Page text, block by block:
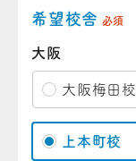
希望校舎 必須
大阪
大阪梅田校
上本町校